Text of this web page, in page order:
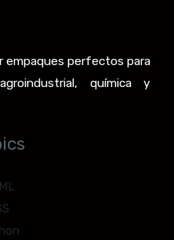
empaques perfectos para
química y